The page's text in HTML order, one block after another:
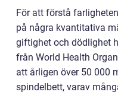
För att förstå
på några kvantitativa
giftighet och dödlighet
från World Health
att årligen över 50 000
spindelbett, varav